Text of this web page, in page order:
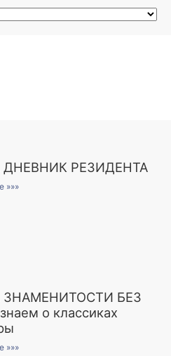
ДНЕВНИК РЕЗИДЕНТА
»»»
ЗНАМЕНИТОСТИ БЕЗ
о классиках
»»»